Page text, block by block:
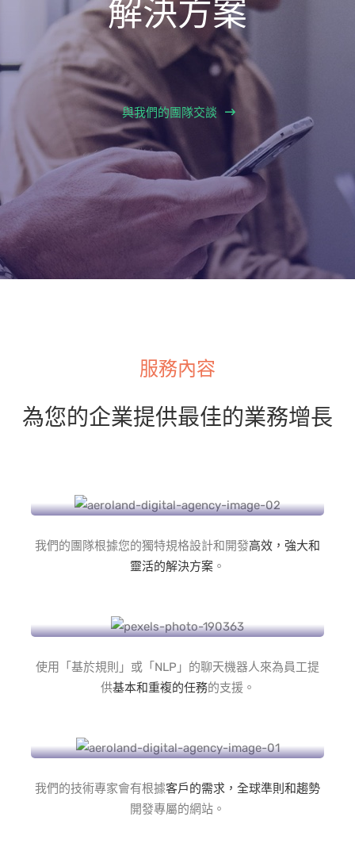
與我們的團隊交談
服務內容
為您的企業提供最佳的業務增長
我們的團隊根據您的獨特規格設計和開發高效，強大和
靈活的解決方案 。
使用「基於規則」或「NLP」的聊天機器人來為員工提
供基本和重複的任務的支援。
我們的技術專家會有根據客戶的需求，全球準則和趨勢
開發專屬的網站。